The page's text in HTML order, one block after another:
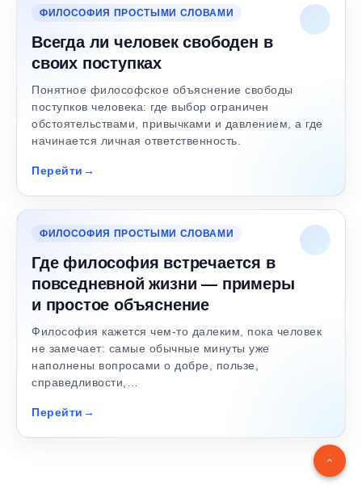
ФИЛОСОФИЯ ПРОСТЫМИ СЛОВАМИ
Всегда ли человек свободен в
своих поступках
Понятное философское объяснение свободы
поступков человека: где выбор ограничен
обстоятельствами, привычками и давлением, а где
начинается личная ответственность.
Перейти
ФИЛОСОФИЯ ПРОСТЫМИ СЛОВАМИ
Где философия встречается в
повседневной жизни — примеры
и простое объяснение
Философия кажется чем-то далеким, пока человек
не замечает: самые обычные минуты уже
наполнены вопросами о добре, пользе,
справедливости,…
Перейти